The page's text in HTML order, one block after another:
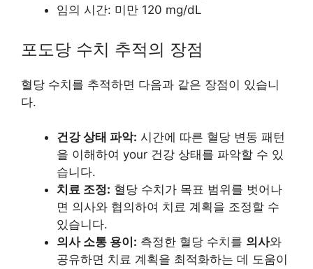
임의 시간: 미만 120 mg/dL
포도당 수치 추적의 장점
혈당 수치를 추적하면 다음과 같은 장점이 있습니
다.
건강 상태 파악: 시간에 따른 혈당 변동 패턴
을 이해하여 your 건강 상태를 파악할 수 있
습니다.
치료 조정: 혈당 수치가 목표 범위를 벗어나
면 의사와 협의하여 치료 계획을 조정할 수
있습니다.
의사 소통 용이: 측정한 혈당 수치를 의사와
공유하면 치료 계획을 최적화하는 데 도움이